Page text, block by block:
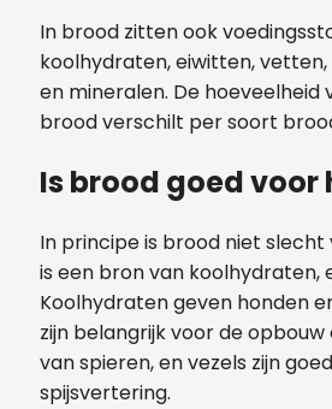
In brood zitten ook
koolhydraten, eiwitten,
en mineralen. De hoeveelheid
brood verschilt per soort
Is brood goed voor
In principe is brood niet slecht
is een bron van koolhydraten,
Koolhydraten geven honden
zijn belangrijk voor de
van spieren, en vezels zijn
spijsvertering.